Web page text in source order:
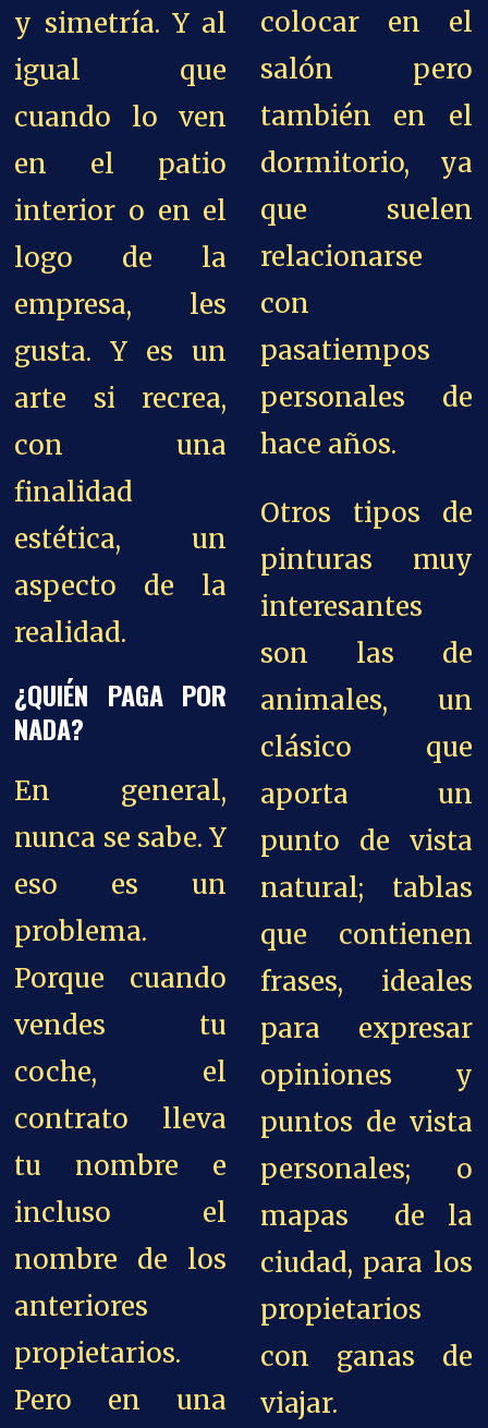
y simetría. Y al
igual que
cuando lo ven
en el patio
interior o en el
logo de la
empresa, les
gusta.Y es un
arte si recrea,
con una
finalidad
estética, un
aspecto de la
realidad.
¿QUIÉN PAGA POR
NADA?
En general,
nunca se sabe. Y
eso es un
problema.
Porque cuando
vendes tu
coche, el
contrato lleva
tu nombre e
incluso el
nombre de los
anteriores
propietarios.
Pero en una
colocar en el
salón pero
también en el
dormitorio, ya
que suelen
relacionarse
con
pasatiempos
personales de
hace años.
Otros tipos de
pinturas muy
interesantes
son las de
animales, un
clásico que
aporta un
punto de vista
natural; tablas
que contienen
frases, ideales
para expresar
opiniones y
puntos de vista
personales; o
mapas de la
ciudad, para los
propietarios
con ganas de
viajar.